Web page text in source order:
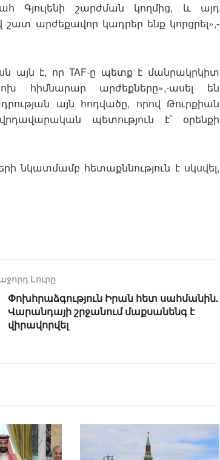
Գյուլենի շարժման կողմից, և այդ
արժեքավոր կադրեր ենք կորցրել»,-
այն է, որ TAF-ը պետք է մանրակրկիտ
հիմնարար արժեքները»,-ասել են
այն հոդվածը, որով Թուրքիան
պետություն է՝ օրենքի
նկատմամբ հետաքննություն է սկսվել,
Lուրը
Փոխհրաձգություն Իրան հետ սահմանին.
Վարանդայի շրջանում մաքսանենգ է
վիրավորվել